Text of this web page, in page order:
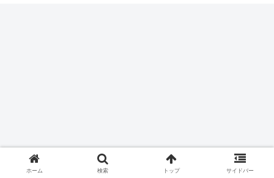
ホーム 検索 トップ サイドバー